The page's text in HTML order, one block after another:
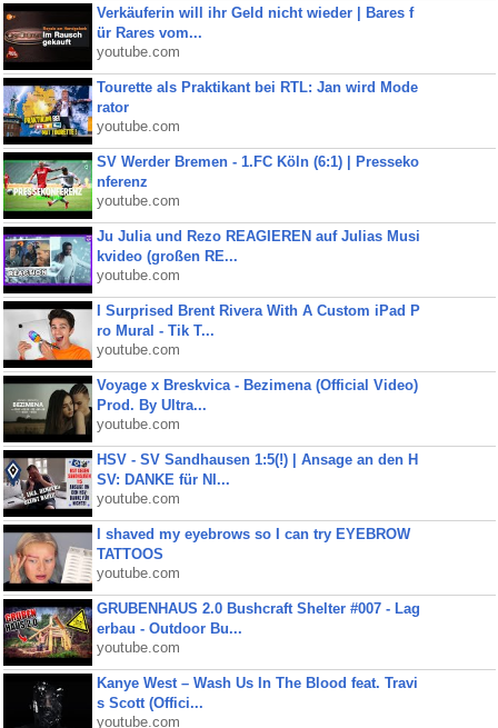
Verkäuferin will ihr Geld nicht wieder | Bares f
ür Rares vom...
youtube.com
Tourette als Praktikant bei RTL: Jan wird Mode
rator
youtube.com
SV Werder Bremen - 1.FC Köln (6:1) | Presseko
nferenz
youtube.com
Ju Julia und Rezo REAGIEREN auf Julias Musi
kvideo (großen RE...
youtube.com
I Surprised Brent Rivera With A Custom iPad P
ro Mural - Tik T...
youtube.com
Voyage x Breskvica - Bezimena (Official Video)
Prod. By Ultra...
youtube.com
HSV - SV Sandhausen 1:5(!) | Ansage an den H
SV: DANKE für NI...
youtube.com
I shaved my eyebrows so I can try EYEBROW
TATTOOS
youtube.com
GRUBENHAUS 2.0 Bushcraft Shelter #007 - Lag
erbau - Outdoor Bu...
youtube.com
Kanye West – Wash Us In The Blood feat. Travi
s Scott (Offici...
youtube.com